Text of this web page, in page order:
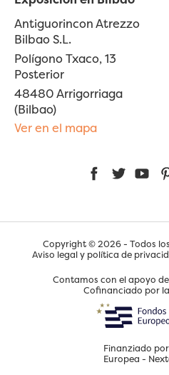
Antiguorincon Atrezzo
Bilbao S.L.
Polígono Txaco, 13
Posterior
48480 Arrigorriaga
(Bilbao)
Ver en el mapa
FacebookTwitter
Copyright © 2026 - Todos
Aviso legal y política de
Contamos con el apoyo
Cofinanciado por
Finanziado
Europea -